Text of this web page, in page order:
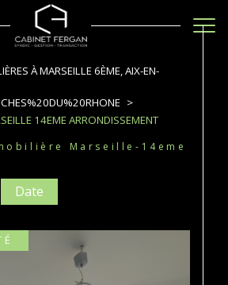
À MARSEILLE 6ÈME, AIX-EN-
14EME ARRONDISSEMENT
Marseille-14eme
Date